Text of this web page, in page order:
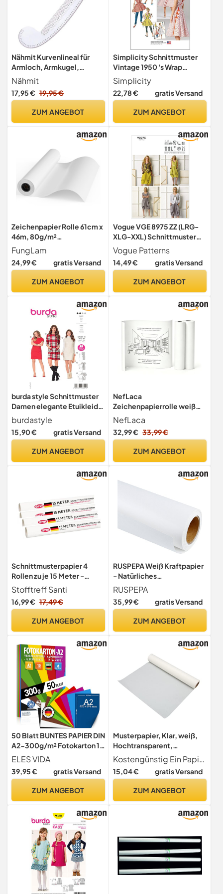
Nähmit Kurvenlineal für
Armloch, Armkugel,
Schulter und Hals, Plastic,
transparent, 2,5 x 40 cm-
Skala
Nähmit
17,95 € 19,95 €
ZUM ANGEBOT
Simplicity Schnittmuster
Vintage 1950 's Wrap
Kleider in Zwei Längen
Schnittmuster, Papier
Simplicity
22,78 € gratis Versand
ZUM ANGEBOT
Zeichenpapier Rolle 61cm x
46m, 80g/m²
Skizzenpapier für
Zeichnungsmuster und
Handwerk, Näh-
Tracing Papierrolle (61cm x
FungLam
24,99 € gratis Versand
ZUM ANGEBOT
Vogue VGE 8975 ZZ (LRG-
XLG-XXL) Schnittmuster
zum Nähen, Elegant,
Extravagant, Modisch
Vogue Patterns
14,49 € gratis Versand
ZUM ANGEBOT
burda style Schnittmuster
Damen elegante Etuikleider
in 3 Varianten #6609 Gr.
34-46 |
Papierschnittmusterbogen
burdastyle
15,90 € gratis Versand
ZUM ANGEBOT
NefLaca
Zeichenpapierrolle weiß
61cm x 45.72M Papierrolle
Handwerk
NefLaca
32,99 € 33,99 €
ZUM ANGEBOT
Schnittmusterpapier 4
Rollen zu je 15 Meter -
insgesamt 60 Meter - 60
cm breit - Schnittmuster
Pauspapier
Stofftreff Santi
16,99 € 17,49 €
ZUM ANGEBOT
RUSPEPA Weiß Kraftpapier
- Natürliches
Recyclingpapier,
Kraftpapierrolle Ideal für
Kunsthandwerk, Kunst,
Geschenkverpackungen,
und Pakete - 122 cm x 30 m
RUSPEPA
35,99 € gratis Versand
ZUM ANGEBOT
50 Blatt BUNTES PAPIER DIN
A2-300g/m² Fotokarton 10
Farben 42,0 × 59,4 cm
ELES VIDA
39,95 € gratis Versand
ZUM ANGEBOT
Musterpapier, Klar, weiß,
Hochtransparent,
Praktisch, Pauspapierrolle
für die Schneiderei (23m)
Kostengünstig Ein Papier für mehrere Verwendungszwecke, Anwendbarkeit, anwendbar auf eine Vielzahl von Stiftformen.
15,04 € gratis Versand
ZUM ANGEBOT